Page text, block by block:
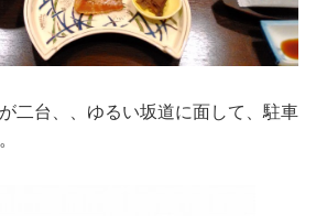
二台、、ゆるい坂道に面して、駐車